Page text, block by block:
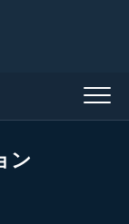
ン